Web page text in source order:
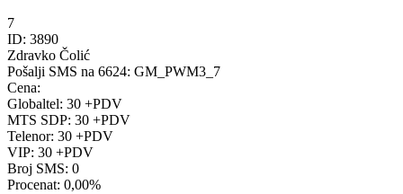
7
ID: 3890
Zdravko Čolić
Pošalji SMS na 6624: GM_PWM3_7
Cena:
Globaltel: 30 +PDV
MTS SDP: 30 +PDV
Telenor: 30 +PDV
VIP: 30 +PDV
Broj SMS: 0
Procenat: 0,00%